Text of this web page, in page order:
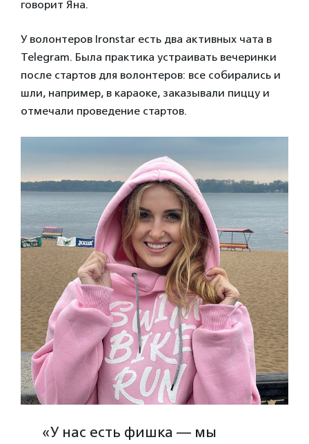
говорит Яна.
У волонтеров Ironstar есть два активных чата в
Telegram. Была практика устраивать вечеринки
после стартов для волонтеров: все собирались и
шли, например, в караоке, заказывали пиццу и
отмечали проведение стартов.
«У нас есть фишка — мы